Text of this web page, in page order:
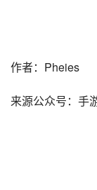
作者：Pheies
来源公众号：手